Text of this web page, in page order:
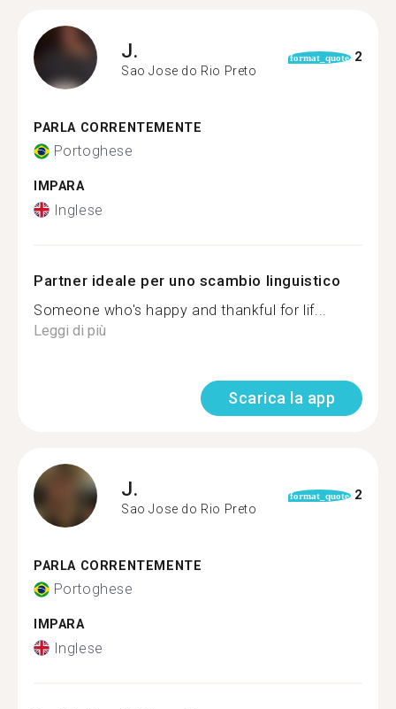
J.
Sao Jose do Rio Preto
format_quote 2
PARLA CORRENTEMENTE
Portoghese
IMPARA
Inglese
Partner ideale per uno scambio linguistico
Someone who's happy and thankful for lif...
Leggi di più
Scarica la app
J.
Sao Jose do Rio Preto
format_quote 2
PARLA CORRENTEMENTE
Portoghese
IMPARA
Inglese